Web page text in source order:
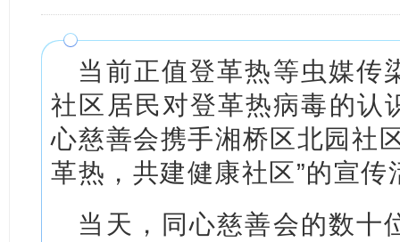
当前正值登革热等虫媒传
社区居民对登革热病毒的认
心慈善会携手湘桥区北园社
革热，共建健康社区”的宣传
当天，同心慈善会的数十